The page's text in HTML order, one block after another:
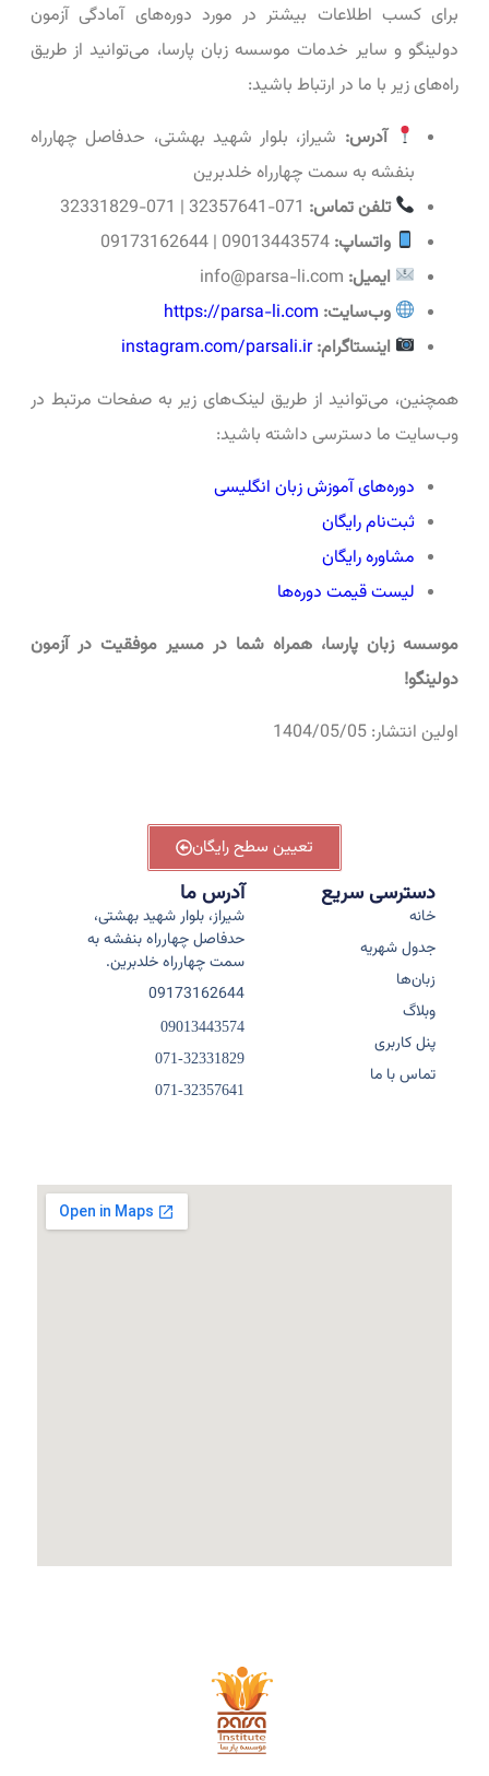
برای کسب اطلاعات بیشتر در مورد دوره‌های آمادگی آزمون
دولینگو و سایر خدمات موسسه زبان پارسا، می‌توانید از طریق
راه‌های زیر با ما در ارتباط باشید:
آدرس: شیراز، بلوار شهید بهشتی، حدفاصل چهارراه
بنفشه به سمت چهارراه خلدبرین
تلفن تماس:
واتساپ: 09013443574 | 09173162644
ایمیل:
وب‌سایت: https://parsa-li.com
اینستاگرام: instagram.com/parsali.ir
همچنین، می‌توانید از طریق لینک‌های زیر به صفحات مرتبط در
وب‌سایت ما دسترسی داشته باشید:
دوره‌های آموزش زبان انگلیسی
ثبت‌نام رایگان
مشاوره رایگان
لیست قیمت دوره‌ها
موسسه زبان پارسا، همراه شما در مسیر موفقیت در آزمون
دولینگو!
اولین انتشار: 1404/05/05
تعیین سطح رایگان
دسترسی سریع
خانه
جدول شهریه
زبان‌ها
وبلاگ
پنل کاربری
تماس با ما
آدرس ما
شیراز، بلوار شهید بهشتی،
حدفاصل چهارراه بنفشه به
سمت چهارراه خلدبرین.
09173162644
09013443574
071-32331829
071-32357641